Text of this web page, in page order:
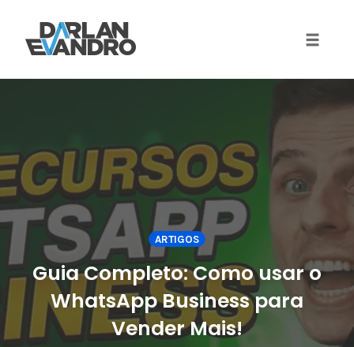
ARTIGOS
Guia Completo: Como usar o
WhatsApp Business para
Vender Mais!